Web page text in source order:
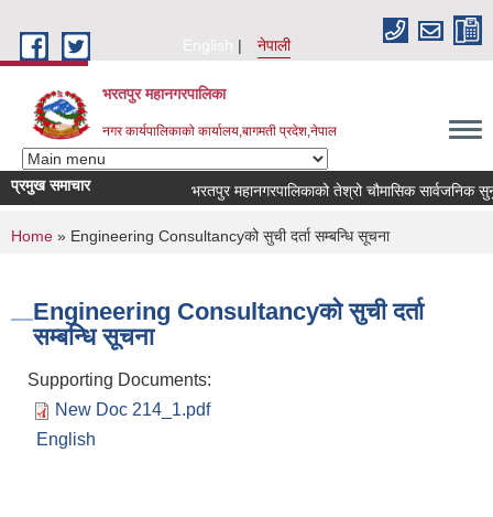
English
नेपाली
भरतपुर महानगरपालिका
नगर कार्यपालिकाको कार्यालय,बागमती प्रदेश,नेपाल
प्रमुख समाचार भरतपुर महानगरपालिकाको तेश्रो चौमासिक सार्वजनिक
You are here
Home » Engineering Consultancyको सुची दर्ता सम्बन्धि सूचना
Engineering Consultancyको सुची दर्ता
सम्बन्धि सूचना
Supporting Documents:
New Doc 214_1.pdf
English